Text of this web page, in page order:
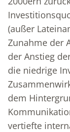
(außer
Zunahme der
der Anstieg
die niedrige
dem
vertiefte